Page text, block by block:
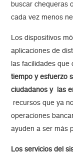
buscar chequeras
cada vez menos
Los dispositivos
aplicaciones de
las facilidades que
tiempo y esfuerzo
ciudadanos y las
recursos que ya
operaciones
ayuden a ser más
Los servicios del